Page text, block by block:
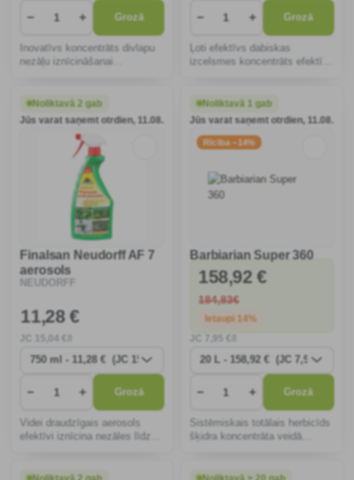
− + Grozā
Inovatīvs koncentrāts divlapu
nezāļu iznīcināšanai
draudzīgs un viegli uzklājams
ar smidzinātāju.
− + Grozā
Ļoti efektīvs dabiskas
izcelsmes koncentrāts efektīvi
mājdzīvniekiem. Ideāli
piemērots dārza celiņiem un
Noliktavā 2 gab
Jūs varat saņemt otrdien, 11.08.
Finalsan Neudorff AF 7
aerosols
NEUDORFF
11,28 €
,04 €/l
− + Grozā
Videi draudzīgais aerosols
efektīvi iznīcina nezāles līdz
drošu bērniem un dzīvniekiem.
Noliktavā 1 gab
Jūs varat saņemt otrdien, 11.08.
Rīcība −14%
Barbiarian Super 360
158,92 €
184,83€
Ietaupi 14%
,95 €/l
− + Grozā
Sistēmiskais totālais herbicīds
šķidra koncentrāta veidā
viengadīgo nezāļu, tostarp